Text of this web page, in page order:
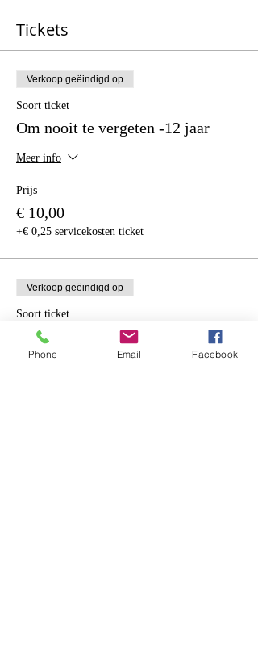
Tickets
Verkoop geëindigd op
Soort ticket
Om nooit te vergeten -12 jaar
Meer info
Prijs
€ 10,00
+€ 0,25 servicekosten ticket
Verkoop geëindigd op
Soort ticket
Om nooit te vergeten volwassen
Phone Email Facebook